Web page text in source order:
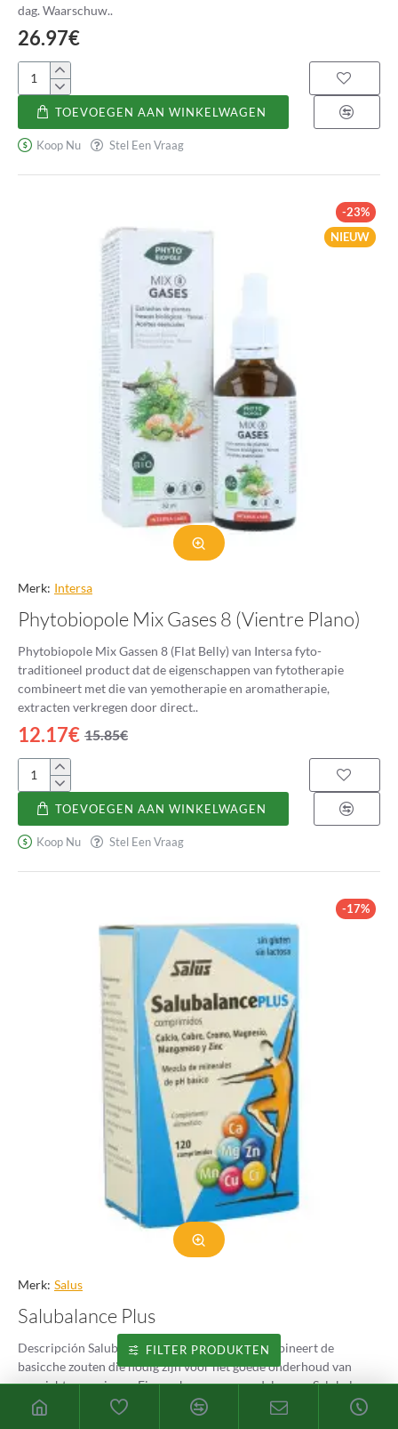
dag. Waarschuw..
26.97€
Permeactive
TOEVOEGEN AAN WINKELWAGEN
Koop Nu Stel Een Vraag
NIEUW
-23%
Merk: Intersa
Phytobiopole Mix Gases 8 (Vientre Plano)
Phytobiopole Mix Gassen 8 (Flat Belly) van Intersa fyto-
traditioneel product dat de eigenschappen van fytotherapie
combineert met die van yemotherapie en aromatherapie,
extracten verkregen door direct..
12.17€ 15.85€
Phytobiopole
Gases
8
(Vientre
Plano)
TOEVOEGEN AAN WINKELWAGEN
Koop Nu Stel Een Vraag
-17%
Merk: Salus
Salubalance Plus
Descripción Salubalance 120 Salus tablets Combineert de
basicche zouten die nodig zijn voor het goede onderhoud van
gewrichten y spieren. Eigenschappen y voordelen van Salubalance
Plus De tablet..
FILTER PRODUKTEN